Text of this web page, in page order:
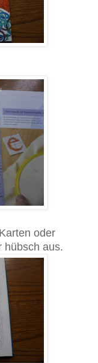
oder
hübsch aus.